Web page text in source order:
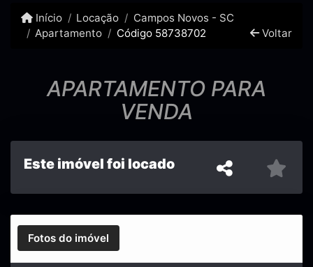
Início Locação
Campos Novos - SC
Apartamento
Código 58738702 Voltar
APARTAMENTO PARA
VENDA
Este imóvel foi locado
Fotos do imóvel